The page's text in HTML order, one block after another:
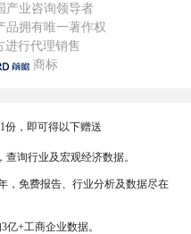
业咨询领导者
品拥有唯一著作权
代理销售
商标
份，即可得以下赠送
询行业及宏观经济数据。
，免费报告、行业分析及数据尽在
+工商企业数据。